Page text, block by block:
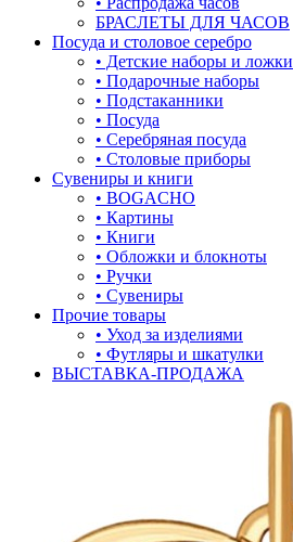
лягушки
медведь
музыка
мышки
обереги
один камень
под гравировку
подкова
растительный мир
БРАСЛЕТЫ ДЛЯ ЧАСОВ
Посуда и столовое серебро
• Детские наборы и ложки
• Подарочные наборы
• Подстаканники
• Посуда
• Серебряная посуда
• Столовые приборы
Сувениры и книги
• BOGACHO
• Картины
• Книги
• Обложки и блокноты
• Ручки
• Сувениры
Прочие товары
• Уход за изделиями
• Футляры и шкатулки
ВЫСТАВКА-ПРОДАЖА